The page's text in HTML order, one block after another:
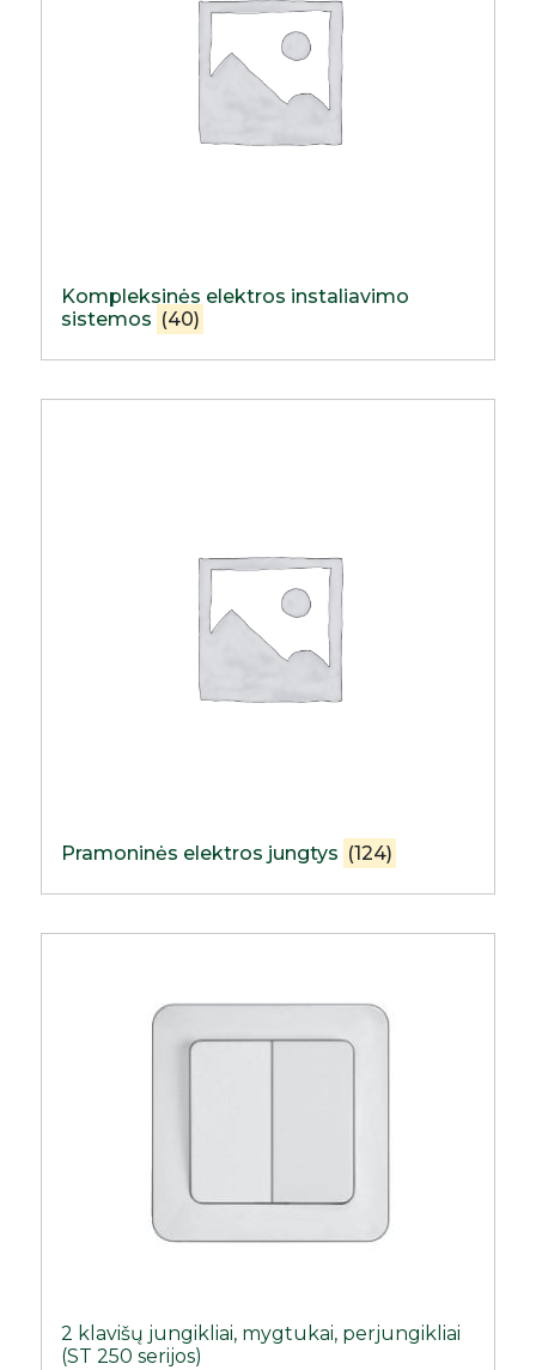
Kompleksinės elektros instaliavimo
sistemos (40)
Pramoninės elektros jungtys (124)
2 klavišų jungikliai, mygtukai, perjungikliai
(ST 250 serijos)